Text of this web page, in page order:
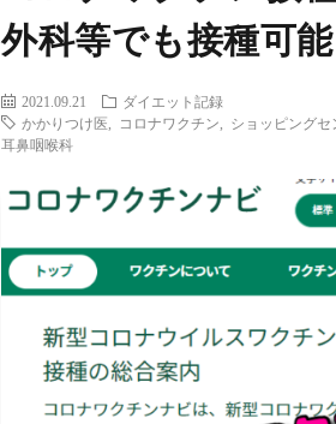
外科等でも接種可能
2021.09.21
ダイエット記録
かかりつけ医
コロナワクチン ショッピングセ
耳鼻咽喉科